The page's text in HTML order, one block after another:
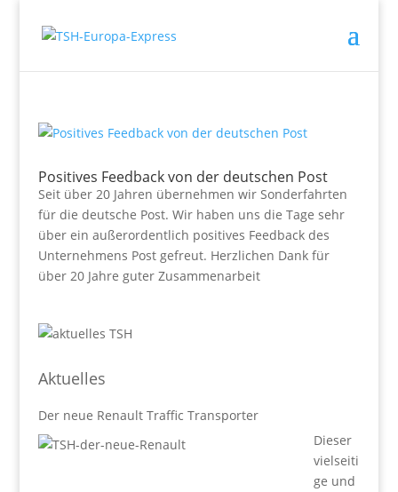
Positives Feedback von der deutschen Post
Seit über 20 Jahren übernehmen wir Sonderfahrten
für die deutsche Post. Wir haben uns die Tage sehr
über ein außerordentlich positives Feedback des
Unternehmens Post gefreut. Herzlichen Dank für
über 20 Jahre guter Zusammenarbeit
Aktuelles
Der neue Renault Traffic Transporter
Dieser
vielseiti
ge und